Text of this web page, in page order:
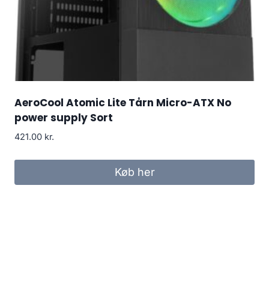
AeroCool Atomic Lite Tårn Micro-ATX No
power supply Sort
421.00 kr.
Køb her